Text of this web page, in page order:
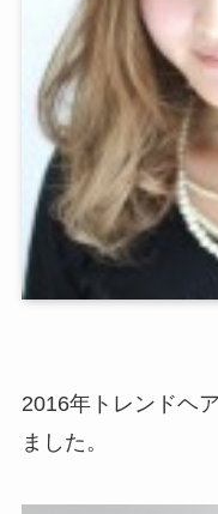
2016年トレンドヘ
ました。